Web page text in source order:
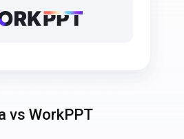
vs WorkPPT